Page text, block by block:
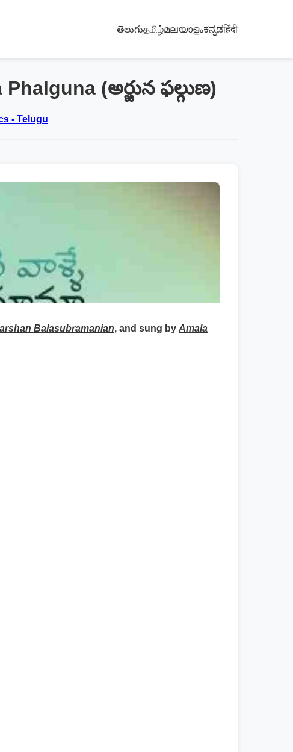
తెలుగుதமிழ்മലയാളംಕನ್ನಡहिंदी
(అర్జున ఫల్గుణ)
- Telugu
Balasubramanian, and sung by Amala